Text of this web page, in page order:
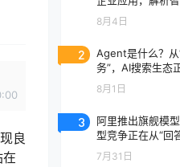
良
8月4日
2
Agent是什么？从
务”，AI搜索生态
8月1日
3
阿里推出旗舰模
型竞争正在从“回
务”
7月31日